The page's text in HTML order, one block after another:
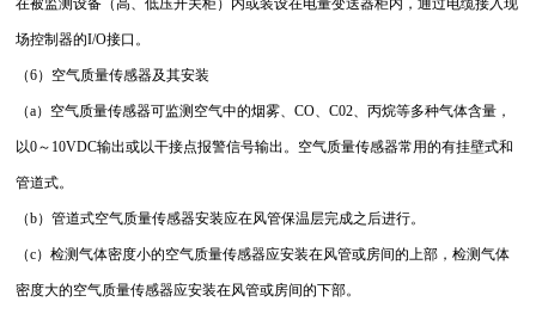
在被监测设备（高、低压开关柜）内或装设在电量变送器柜内，通过电缆接入现
场控制器的I/O接口。
（6）空气质量传感器及其安装
（a）空气质量传感器可监测空气中的烟雾、CO、C02、丙烷等多种气体含量，
以0～10VDC输出或以干接点报警信号输出。空气质量传感器常用的有挂壁式和
管道式。
（b）管道式空气质量传感器安装应在风管保温层完成之后进行。
（c）检测气体密度小的空气质量传感器应安装在风管或房间的上部，检测气体
密度大的空气质量传感器应安装在风管或房间的下部。